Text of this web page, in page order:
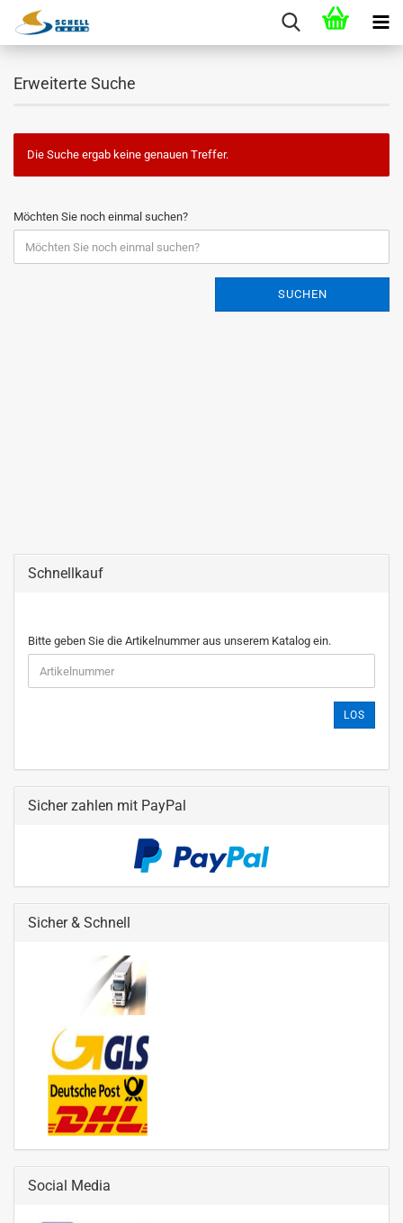
Erweiterte Suche
Die Suche ergab keine genauen Treffer.
Möchten Sie noch einmal suchen?
SUCHEN
Schnellkauf
Bitte geben Sie die Artikelnummer aus unserem Katalog ein.
LOS
Sicher zahlen mit PayPal
Sicher & Schnell
Social Media